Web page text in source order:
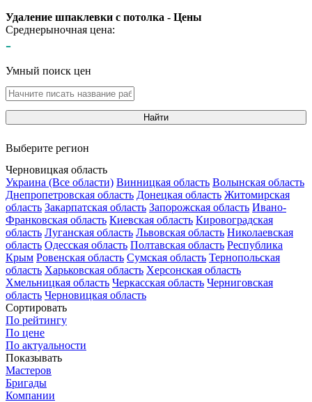
Удаление шпаклевки с потолка - Цены
Среднерыночная цена:
-
Умный поиск цен
Найти
Выберите регион
Черновицкая область
Украина (Все области) Винницкая область Волынская область
Днепропетровская область Донецкая область Житомирская
область Закарпатская область Запорожская область Ивано-
Франковская область Киевская область Кировоградская
область Луганская область Львовская область Николаевская
область Одесская область Полтавская область Республика
Крым Ровенская область Сумская область Тернопольская
область Харьковская область Херсонская область
Хмельницкая область Черкасская область Черниговская
область Черновицкая область
Сортировать
По рейтингу
По цене
По актуальности
Показывать
Мастеров
Бригады
Компании